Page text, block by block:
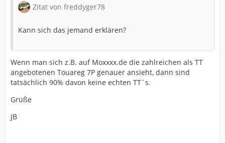
Zitat von freddyger78
Kann sich das jemand erklären?
Wenn man sich z.B. auf Moxxxx.de die zahlreichen als TT
angebotenen Touareg 7P genauer ansieht, dann sind
tatsächlich 90% davon keine echten TT`s.
Grüße
JB